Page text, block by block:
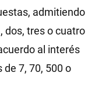
admitiendo
dos, tres o cuatro
al interés
7, 70, 500 o